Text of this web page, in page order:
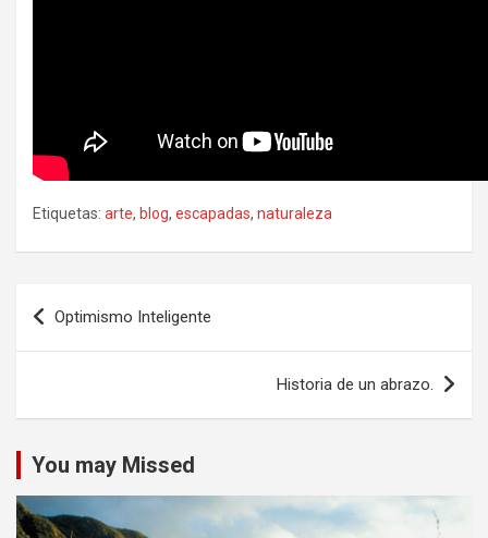
Etiquetas: arte, blog, escapadas, naturaleza
Navegación
de
Optimismo Inteligente
Historia de un abrazo.
You may Missed